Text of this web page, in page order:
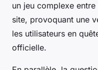
un jeu complexe
site, provoquant une
les utilisateurs en
officielle.